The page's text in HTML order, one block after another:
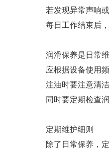
若发现异常声响
每日工作结束后
润滑保养是日常
应根据设备使用
注油时要注意清
同时要定期检查
定期维护细则
除了日常保养，